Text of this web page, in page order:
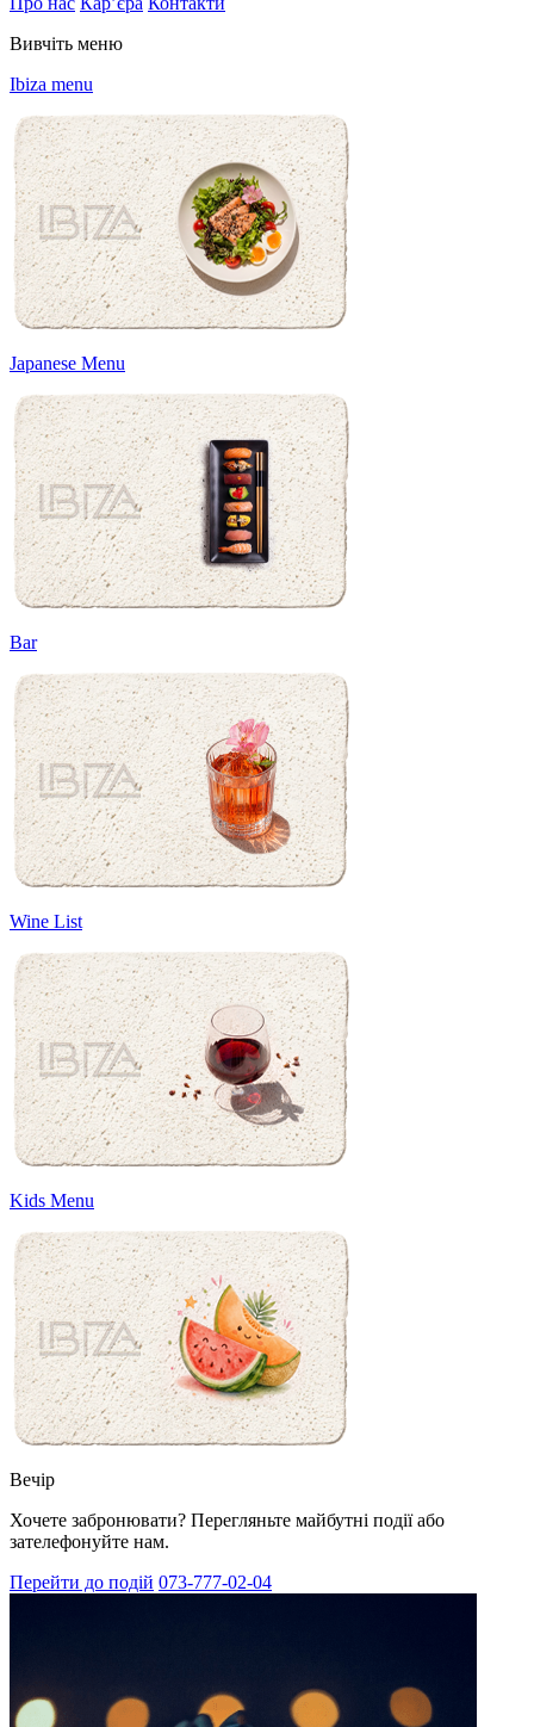
Вивчіть меню
Ibiza menu
Japanese Menu
Bar
Wine List
Kids Menu
Вечір
Хочете забронювати? Перегляньте майбутні події або
зателефонуйте нам.
Перейти до подій 073-777-02-04